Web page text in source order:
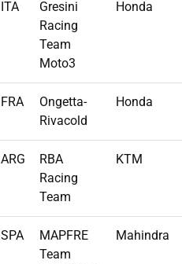
ITA
Gresini
Racing
Team
Moto3
Honda
FRA
Ongetta-
Rivacold
Honda
ARG
RBA
Racing
Team
KTM
SPA
MAPFRE
Team
Mahindra